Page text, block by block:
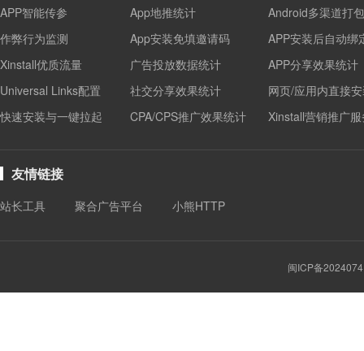
APP智能传参
作弊行为监测
Xinstall优质流量
Universal Links配置
快速安装与一键拉起
App地推统计
Android多渠道打包
App安装免填邀请码
APP安装后自动绑
广告投放数据统计
APP分享效果统计
社交分享效果统计
网页/应用内直接
CPA/CPS推广效果统计
Xinstall营销推广
友情链接
站长工具 聚合广告平台 小熊HTTP
闽ICP备